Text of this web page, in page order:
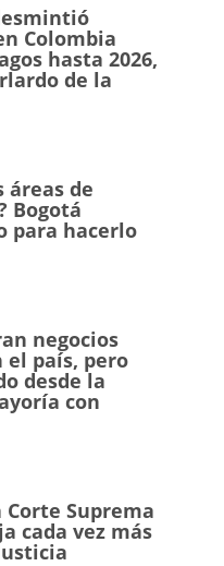
Colombia
hasta 2026,
de la
áreas de
Bogotá
para hacerlo
negocios
el país, pero
desde la
con
Suprema
cada vez más